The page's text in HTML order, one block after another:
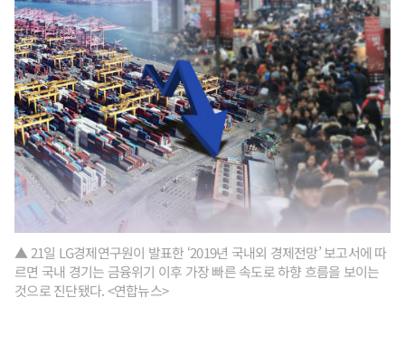
▲ 21일 LG경제연구원이 발표한 ‘2019년 국내외 경제전망’ 보고서에 따
르면 국내 경기는 금융위기 이후 가장 빠른 속도로 하향 흐름을 보이는
것으로 진단됐다. <연합뉴스>